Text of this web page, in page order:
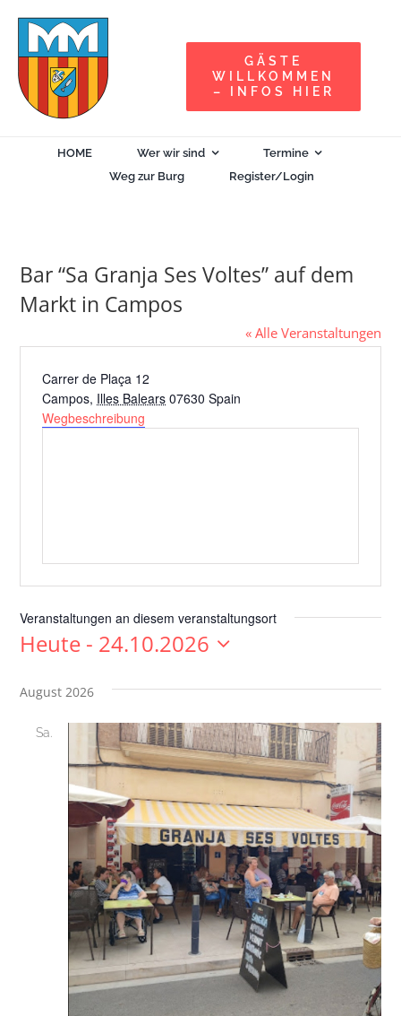
Zum
springen
GÄSTE
WILLKOMMEN
– INFOS HIER
HOME Wer wir sind
Termine
Weg zur Burg
Register/Login
Bar “Sa Granja Ses Voltes” auf dem
Markt in Campos
« Alle Veranstaltungen
Adresse
Carrer de Plaça 12
Campos, Illes Balears 07630 Spain
Wegbeschreibung
Veranstaltungen an diesem veranstaltungsort
Heute - 24.10.2026
wählen.
August 2026
Sa.